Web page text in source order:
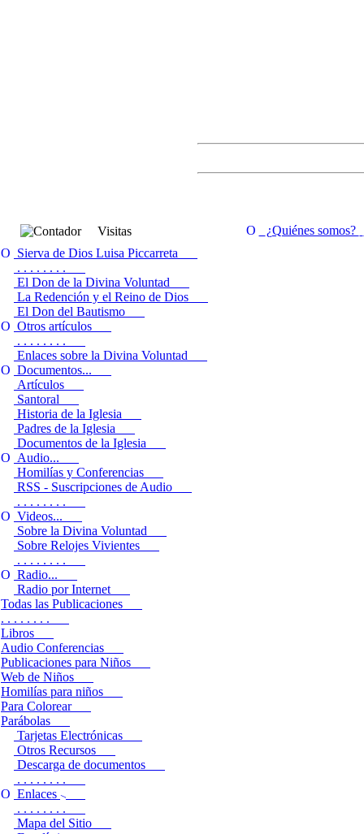
Visitas ¿Quiénes somos?
Sierva de Dios Luisa Piccarreta
. . . . . . . .
El Don de la Divina Voluntad
La Redención y el Reino de Dios
El Don del Bautismo
Otros artículos
. . . . . . . .
Enlaces sobre la Divina Voluntad
Documentos...
Artículos
Santoral
Historia de la Iglesia
Padres de la Iglesia
Documentos de la Iglesia
Audio...
Homilías y Conferencias
RSS - Suscripciones de Audio
. . . . . . . .
Videos...
Sobre la Divina Voluntad
Sobre Relojes Vivientes
. . . . . . . .
Radio...
Radio por Internet
Todas las Publicaciones
. . . . . . . .
Libros
Audio Conferencias
Publicaciones para Niños
Web de Niños
Homilías para niños
Para Colorear
Parábolas
Tarjetas Electrónicas
Otros Recursos
Descarga de documentos
. . . . . . . .
Enlaces
. . . . . . . .
Mapa del Sitio